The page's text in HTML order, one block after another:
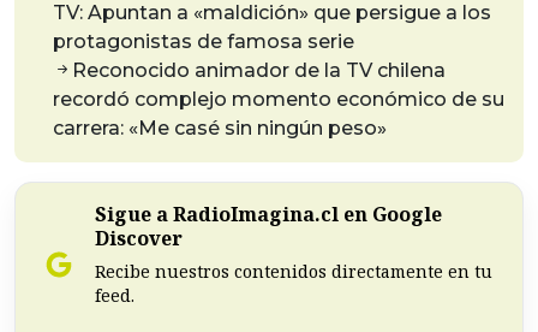
TV: Apuntan a «maldición» que persigue a los
protagonistas de famosa serie
Reconocido animador de la TV chilena
recordó complejo momento económico de su
carrera: «Me casé sin ningún peso»
Sigue a RadioImagina.cl en Google
Discover
Recibe nuestros contenidos directamente en tu
feed.